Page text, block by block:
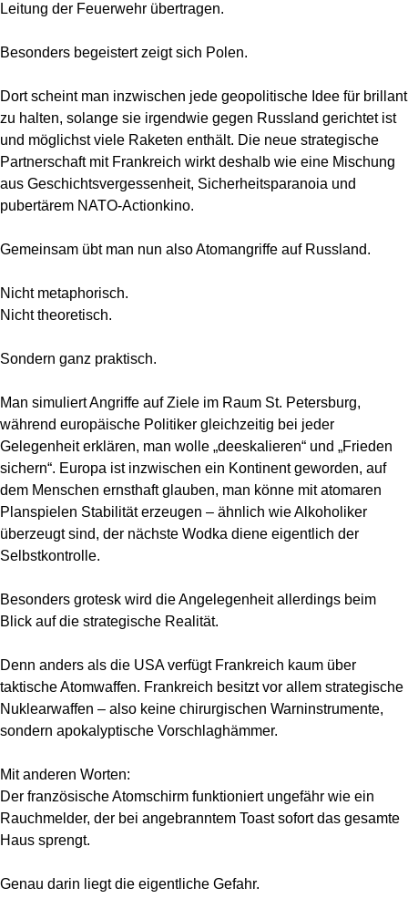
Leitung der Feuerwehr übertragen.
Besonders begeistert zeigt sich Polen.
Dort scheint man inzwischen jede geopolitische Idee für brillant
zu halten, solange sie irgendwie gegen Russland gerichtet ist
und möglichst viele Raketen enthält. Die neue strategische
Partnerschaft mit Frankreich wirkt deshalb wie eine Mischung
aus Geschichtsvergessenheit, Sicherheitsparanoia und
pubertärem NATO-Actionkino.
Gemeinsam übt man nun also Atomangriffe auf Russland.
Nicht metaphorisch.
Nicht theoretisch.
Sondern ganz praktisch.
Man simuliert Angriffe auf Ziele im Raum St. Petersburg,
während europäische Politiker gleichzeitig bei jeder
Gelegenheit erklären, man wolle „deeskalieren“ und „Frieden
sichern“. Europa ist inzwischen ein Kontinent geworden, auf
dem Menschen ernsthaft glauben, man könne mit atomaren
Planspielen Stabilität erzeugen – ähnlich wie Alkoholiker
überzeugt sind, der nächste Wodka diene eigentlich der
Selbstkontrolle.
Besonders grotesk wird die Angelegenheit allerdings beim
Blick auf die strategische Realität.
Denn anders als die USA verfügt Frankreich kaum über
taktische Atomwaffen. Frankreich besitzt vor allem strategische
Nuklearwaffen – also keine chirurgischen Warninstrumente,
sondern apokalyptische Vorschlaghämmer.
Mit anderen Worten:
Der französische Atomschirm funktioniert ungefähr wie ein
Rauchmelder, der bei angebranntem Toast sofort das gesamte
Haus sprengt.
Genau darin liegt die eigentliche Gefahr.